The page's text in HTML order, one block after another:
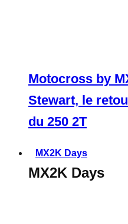
Motocross by
Stewart, le
du 250 2T
MX2K Days
MX2K Days